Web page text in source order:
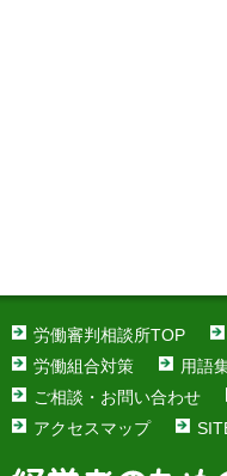
労働審判相談所TOP
労働組合対策
用語
ご相談・お問い合わせ
アクセスマップ